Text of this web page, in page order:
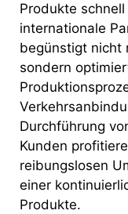
Produkte
internationale
begünstigt nicht
sondern
Durchführung
Kunden
reibungslosen
einer
Produkte.